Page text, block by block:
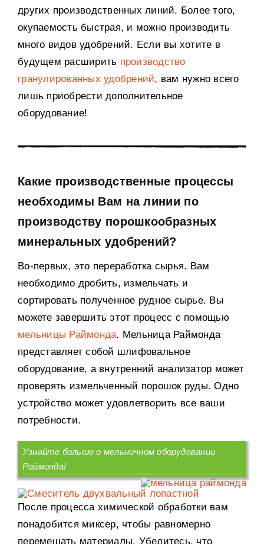
других производственных линий. Более того,
окупаемость быстрая, и можно производить
много видов удобрений. Если вы хотите в
будущем расширить производство
гранулированных удобрений, вам нужно всего
лишь приобрести дополнительное
оборудование!
Какие производственные процессы
необходимы Вам на линии по
производству порошкообразных
минеральных удобрений?
Во-первых, это переработка сырья. Вам
необходимо дробить, измельчать и
сортировать полученное рудное сырье. Вы
можете завершить этот процесс с помощью
мельницы Раймонда. Мельница Раймонда
представляет собой шлифовальное
оборудование, а внутренний анализатор может
проверять измельченный порошок руды. Одно
устройство может удовлетворить все ваши
потребности.
Узнайте больше о мельничном оборудовании
Раймонда!
После процесса химической обработки вам
понадобится миксер, чтобы равномерно
перемешать материалы. Убедитесь, что